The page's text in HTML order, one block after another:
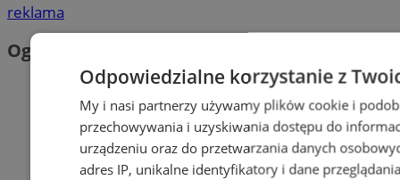
reklama
Ogłoszenia
Odpowiedzialne korzystanie z
My i nasi partnerzy używamy plików cookie i
przechowywania i uzyskiwania dostępu do
urządzeniu oraz do przetwarzania danych
adres IP, unikalne identyfikatory i dane